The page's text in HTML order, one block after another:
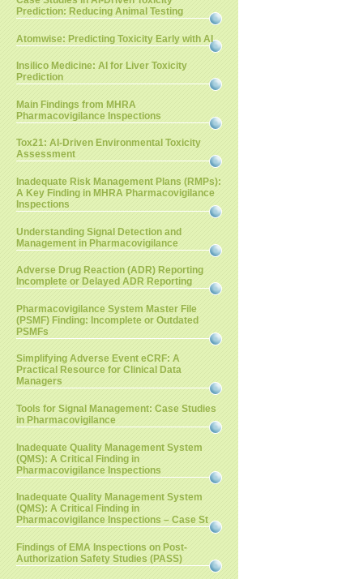
Prediction: Reducing Animal Testing
Atomwise: Predicting Toxicity Early with AI
Insilico Medicine: AI for Liver Toxicity
Prediction
Main Findings from MHRA
Pharmacovigilance Inspections
Tox21: AI-Driven Environmental Toxicity
Assessment
Inadequate Risk Management Plans (RMPs):
A Key Finding in MHRA Pharmacovigilance
Inspections
Understanding Signal Detection and
Management in Pharmacovigilance
Adverse Drug Reaction (ADR) Reporting
Incomplete or Delayed ADR Reporting
Pharmacovigilance System Master File
(PSMF) Finding: Incomplete or Outdated
PSMFs
Simplifying Adverse Event eCRF: A
Practical Resource for Clinical Data
Managers
Tools for Signal Management: Case Studies
in Pharmacovigilance
Inadequate Quality Management System
(QMS): A Critical Finding in
Pharmacovigilance Inspections
Inadequate Quality Management System
(QMS): A Critical Finding in
Pharmacovigilance Inspections – Case St
Findings of EMA Inspections on Post-
Authorization Safety Studies (PASS)